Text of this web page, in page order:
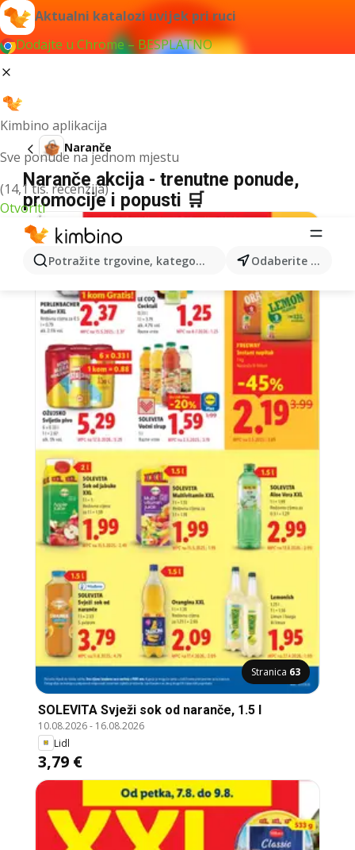
Aktualni katalozi uvijek pri ruci
Dodajte u Chrome – BESPLATNO
Kimbino aplikacija
Sve ponude na jednom mjestu
(14,1 tis. recenzija)
Otvoriti
Potražite trgovine, kategorije, proizvode... Odaberite grad
Naranče
Naranče akcija - trenutne ponude,
promocije i popusti 🛒
Stranica 63
SOLEVITA Svježi sok od naranče, 1.5 l
10.08.2026- 16.08.2026
Lidl
3,79 €